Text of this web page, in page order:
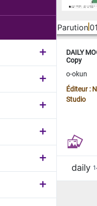
Parution
DAILY
Copy
o-okun
Éditeur :
Studio
daily